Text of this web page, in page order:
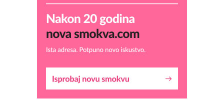
Vanesa